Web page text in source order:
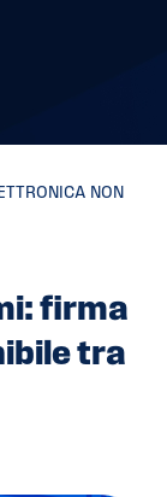
NON
firma
tra